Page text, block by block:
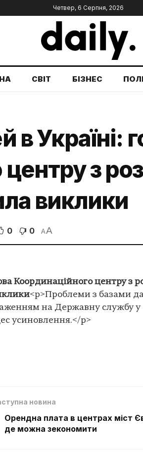
Четвер, 6 Серпня, 2026
СВІТ БІЗНЕС
в Україні:
з
виклики
0 0 AA
Координаційного центру з
<p>Проблеми з базами
на Державну службу у
усиновлення.</p>
новина
Орендна плата в центрах міст
де можна зекономити